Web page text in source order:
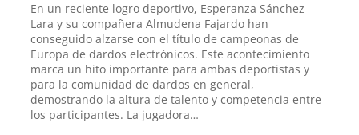
En un reciente logro deportivo, Esperanza Sánchez
Lara y su compañera Almudena Fajardo han
conseguido alzarse con el título de campeonas de
Europa de dardos electrónicos. Este acontecimiento
marca un hito importante para ambas deportistas y
para la comunidad de dardos en general,
demostrando la altura de talento y competencia entre
los participantes. La jugadora…